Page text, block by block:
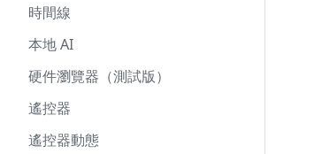
時間線
本地 AI
硬件瀏覽器（測試版）
遙控器
遙控器動態